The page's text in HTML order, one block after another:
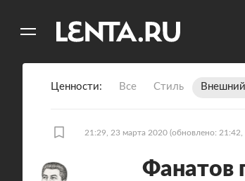
Ценности Все Стиль
21:29, 23 марта 2020 (обновлено:
Фанатов